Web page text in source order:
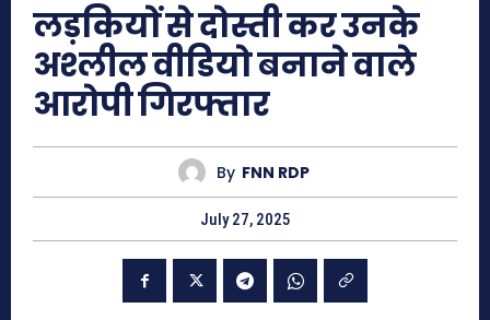
लड़कियों से दोस्ती कर उनके
अश्लील वीडियो बनाने वाले
आरोपी गिरफ्तार
By FNN RDP
July 27, 2025